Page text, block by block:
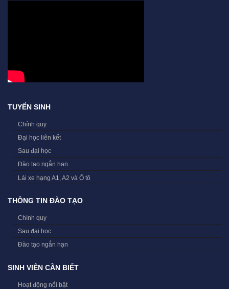
TUYỂN SINH
Chính quy
Đại học liên kết
Sau đại học
Đào tạo ngắn hạn
Lái xe hạng A1, A2 và Ô tô
THÔNG TIN ĐÀO TẠO
Chính quy
Sau đại học
Đào tạo ngắn hạn
SINH VIÊN CẦN BIẾT
Hoạt động nổi bật